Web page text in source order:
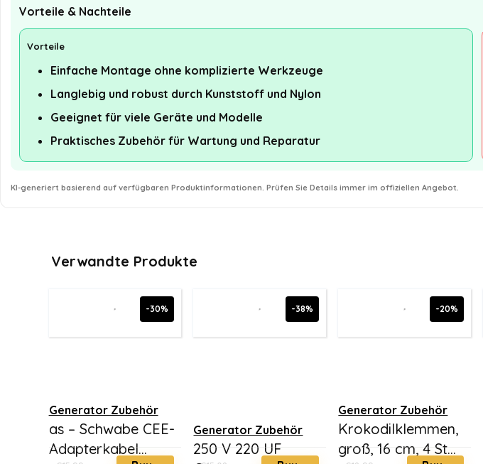
Vorteile & Nachteile
Vorteile
Einfache Montage ohne komplizierte Werkzeuge
Langlebig und robust durch Kunststoff und Nylon
Geeignet für viele Geräte und Modelle
Praktisches Zubehör für Wartung und Reparatur
KI-generiert basierend auf verfügbaren Produktinformationen. Prüfen Sie Details immer im offiziellen Angebot.
Verwandte Produkte
-30%
Generator Zubehör
as – Schwabe CEE-
Adapterkabel...
-38%
Generator Zubehör
250 V 220 UF
-20%
Generator Zubehör
Krokodilklemmen,
groß, 16 cm, 4 St...